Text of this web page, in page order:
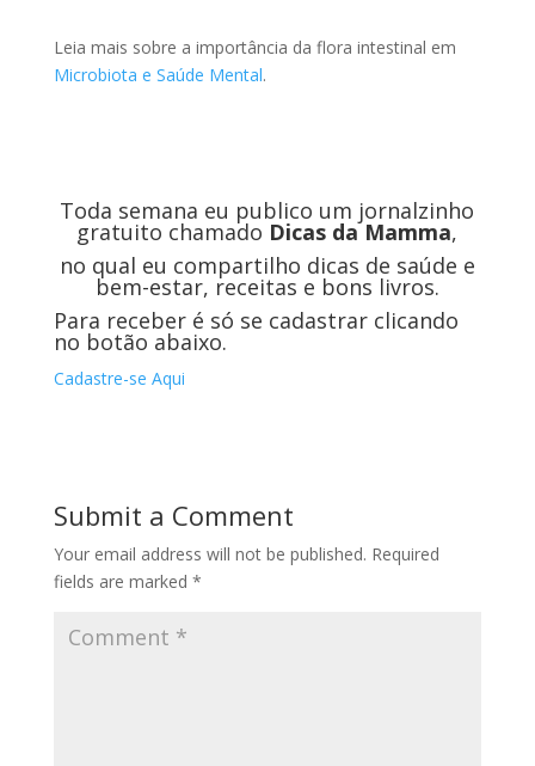
Leia mais sobre a importância da flora intestinal em
Microbiota e Saúde Mental.
Toda semana eu publico um jornalzinho
gratuito chamado Dicas da Mamma,
no qual eu compartilho dicas de saúde e
bem-estar, receitas e bons livros.
Para receber é só se cadastrar clicando
no botão abaixo.
Cadastre-se Aqui
Submit a Comment
Your email address will not be published. Required
fields are marked *